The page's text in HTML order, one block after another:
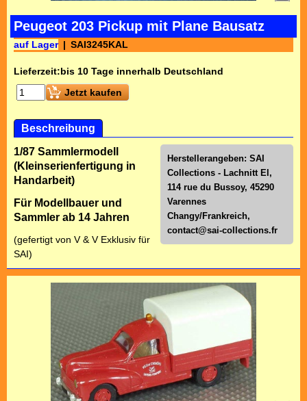
Peugeot 203 Pickup mit Plane Bausatz
auf Lager SAI3245KAL
Lieferzeit:bis 10 Tage innerhalb Deutschland
Jetzt kaufen
Beschreibung
Herstellerangeben: SAI
Collections - Lachnitt El,
114 rue du Bussoy, 45290
Varennes
Changy/Frankreich,
contact@sai-collections.fr
1/87 Sammlermodell
(Kleinserienfertigung in
Handarbeit)
Für Modellbauer und
Sammler ab 14 Jahren
(gefertigt von V & V Exklusiv für
SAI)